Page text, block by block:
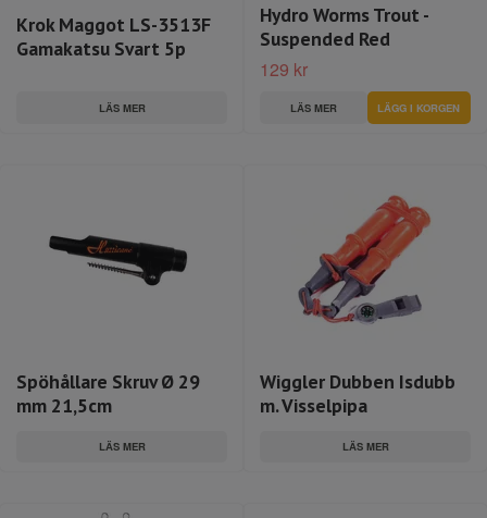
Krok Maggot LS-3513F
Gamakatsu Svart 5p
LÄS MER
Hydro Worms Trout -
Suspended Red
129 kr
LÄS MER
Spöhållare Skruv Ø 29
mm 21,5cm
LÄS MER
Wiggler Dubben Isdubb
m. Visselpipa
LÄS MER